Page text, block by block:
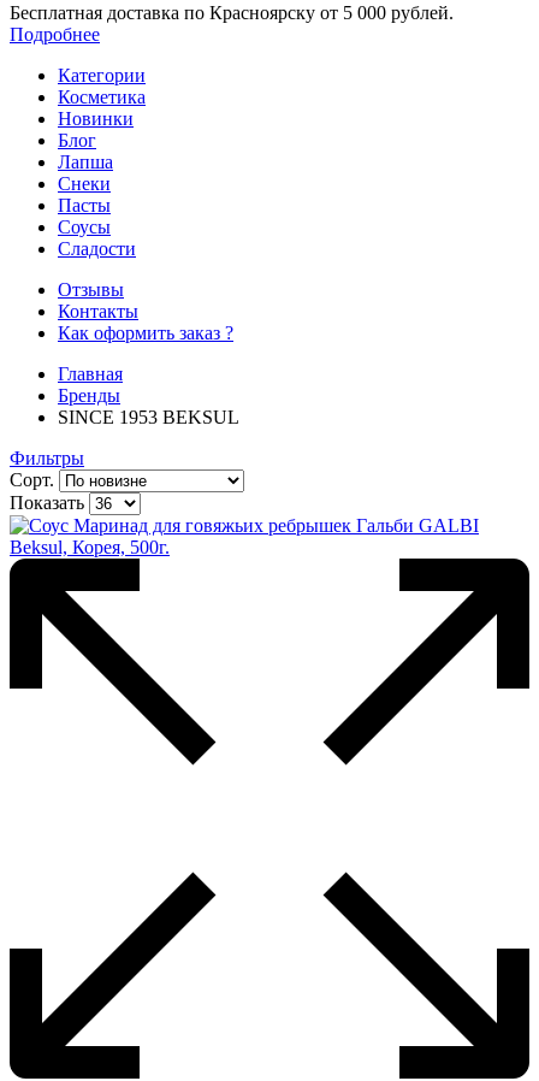
Бесплатная доставка по Красноярску от 5 000 рублей.
Подробнее
Категории
Косметика
Новинки
Блог
Лапша
Снеки
Пасты
Соусы
Сладости
Отзывы
Контакты
Как оформить заказ ?
Главная
Бренды
SINCE 1953 BEKSUL
Фильтры
Сорт.
Показать